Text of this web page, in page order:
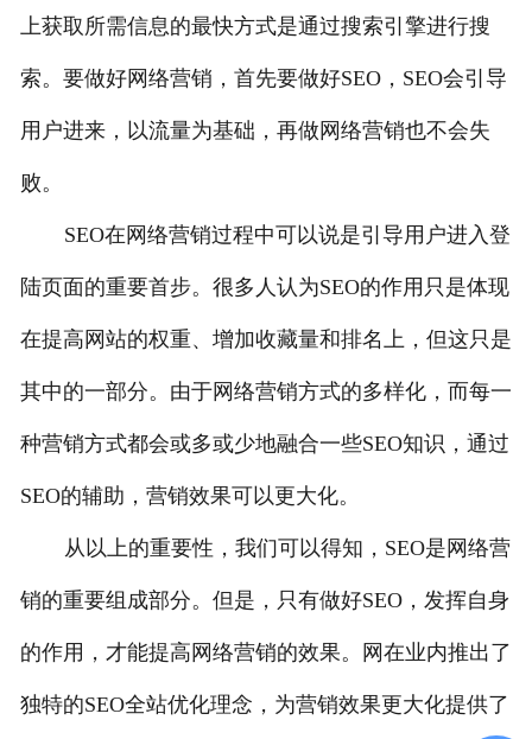
上获取所需信息的最快方式是通过搜索引擎进行搜
索。要做好网络营销，首先要做好SEO，SEO会引导
用户进来，以流量为基础，再做网络营销也不会失
败。
SEO在网络营销过程中可以说是引导用户进入登
陆页面的重要首步。很多人认为SEO的作用只是体现
在提高网站的权重、增加收藏量和排名上，但这只是
其中的一部分。由于网络营销方式的多样化，而每一
种营销方式都会或多或少地融合一些SEO知识，通过
SEO的辅助，营销效果可以更大化。
从以上的重要性，我们可以得知，SEO是网络营
销的重要组成部分。但是，只有做好SEO，发挥自身
的作用，才能提高网络营销的效果。网在业内推出了
独特的SEO全站优化理念，为营销效果更大化提供了